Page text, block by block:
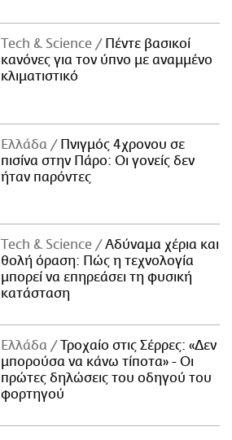
Τech & Science
Πέντε βασικοί
κανόνες για τον ύπνο με αναμμένο
κλιματιστικό
Ελλάδα
Πνιγμός 4χρονου σε
πισίνα στην Πάρο: Οι γονείς δεν
ήταν παρόντες
Τech & Science
Αδύναμα χέρια και
θολή όραση: Πώς η τεχνολογία
μπορεί να επηρεάσει τη φυσική
κατάσταση
Ελλάδα
Τροχαίο στις Σέρρες: «Δεν
μπορούσα να κάνω τίποτα» - Οι
πρώτες δηλώσεις του οδηγού του
φορτηγού